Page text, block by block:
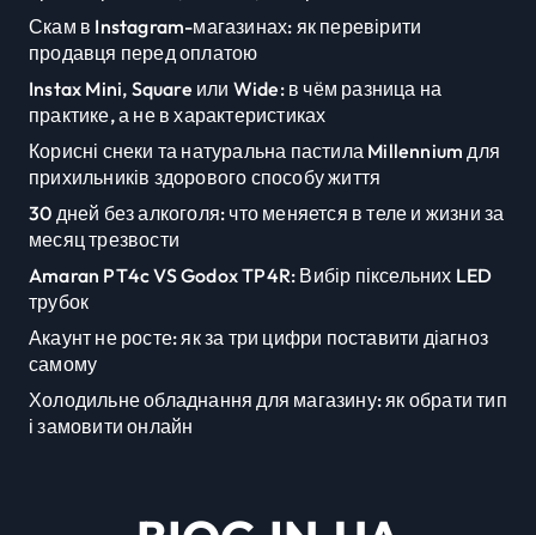
Скам в Instagram-магазинах: як перевірити
продавця перед оплатою
Instax Mini, Square или Wide: в чём разница на
практике, а не в характеристиках
Корисні снеки та натуральна пастила Millennium для
прихильників здорового способу життя
30 дней без алкоголя: что меняется в теле и жизни за
месяц трезвости
Amaran PT4c VS Godox TP4R: Вибір піксельних LED
трубок
Акаунт не росте: як за три цифри поставити діагноз
самому
Холодильне обладнання для магазину: як обрати тип
і замовити онлайн